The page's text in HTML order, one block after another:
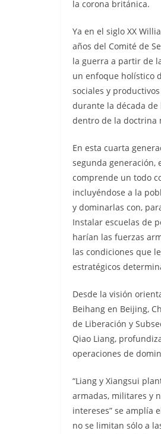
la corona británica.
Ya en el siglo XX
años del Comité de
la guerra a partir de
un enfoque holístico
sociales y
durante la década de
dentro de la doctrina
En esta cuarta
segunda generación,
comprende un todo
incluyéndose a la
y dominarlas con,
Instalar escuelas de
harían las fuerzas
las condiciones que
estratégicos
Desde la visión
Beihang en Beijing,
de Liberación y
Qiao Liang,
operaciones de
“Liang y Xiangsui
armadas, militares y
intereses” se amplía
no se limitan sólo a